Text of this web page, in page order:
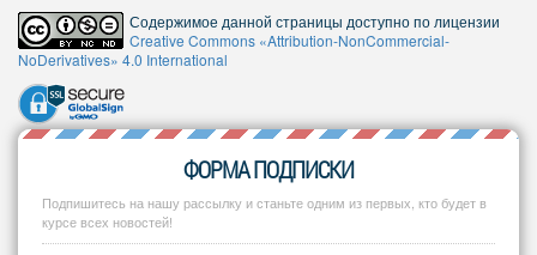
Содержимое данной страницы доступно по лицензии
Creative Commons «Attribution-NonCommercial-
NoDerivatives» 4.0 International
ФОРМА ПОДПИСКИ
Подпишитесь на нашу рассылку и станьте одним из первых, кто будет в
курсе всех новостей!